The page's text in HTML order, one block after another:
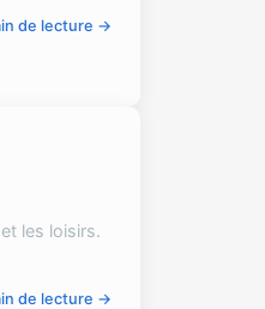
de lecture →
les loisirs.
de lecture →